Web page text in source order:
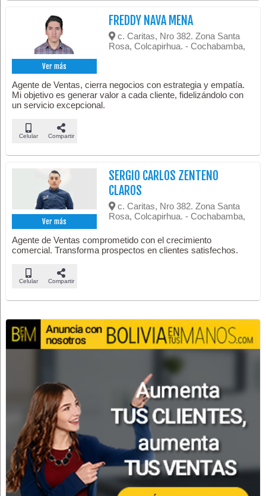
Ver más
FREDDY NAVA MENA
c. Caritas, Nro 382. Zona Santa
Rosa, Colcapirhua. - Cochabamba,
Agente de Ventas, cierra negocios con estrategia y empatía.
Mi objetivo es generar valor a cada cliente, fidelizándolo con
un servicio excepcional.
Celular Compartir
Ver más
SERGIO CARLOS ZENTENO
CLAROS
c. Caritas, Nro 382. Zona Santa
Rosa, Colcapirhua. - Cochabamba,
Agente de Ventas comprometido con el crecimiento
comercial. Transforma prospectos en clientes satisfechos.
Celular Compartir